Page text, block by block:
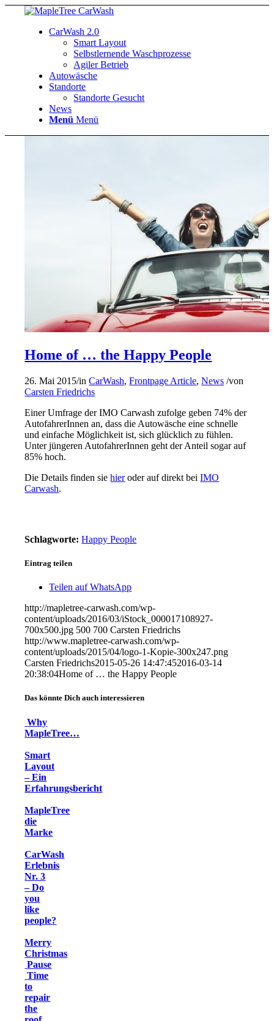
CarWash 2.0
Smart Layout
Selbstlernende Waschprozesse
Agiler Betrieb
Autowäsche
Standorte
Standorte Gesucht
News
Menü Menü
Home of … the Happy People
26. Mai 2015/inCarWash,Frontpage Article,News /von
Carsten Friedrichs
Einer Umfrage der IMO Carwash zufolge geben 74% der
AutofahrerInnen an, dass die Autowäsche eine schnelle
und einfache Möglichkeit ist, sich glücklich zu fühlen.
Unter jüngeren AutofahrerInnen geht der Anteil sogar auf
85% hoch.
Die Details finden siehieroder auf direkt beiIMO
Carwash.
Schlagworte: Happy People
Eintrag teilen
Teilen auf WhatsApp
http://mapletree-carwash.com/wp-
content/uploads/2016/03/iStock_000017108927-
700x500.jpg 500 700 Carsten Friedrichs
http://www.mapletree-carwash.com/wp-
content/uploads/2015/04/logo-1-Kopie-300x247.png
Carsten Friedrichs2015-05-26 14:47:452016-03-14
20:38:04Home of … the Happy People
Das könnte Dich auch interessieren
Why
MapleTree…
Smart
Layout
– Ein
Erfahrungsbericht
MapleTree
die
Marke
CarWash
Erlebnis
Nr. 3
– Do
you
like
people?
Merry
Christmas
Pause
Time
to
repair
the